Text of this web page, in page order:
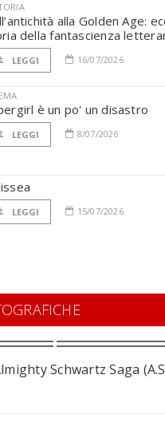
alla Golden Age:
della fantascienza
LEGGI 16/07/2026
è un po' un disastro
LEGGI 8/07/2026
LEGGI 15/07/2026
Schwartz Saga